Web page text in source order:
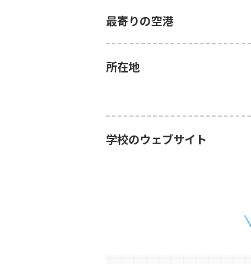
最寄りの空港
所在地
学校のウェブサイト